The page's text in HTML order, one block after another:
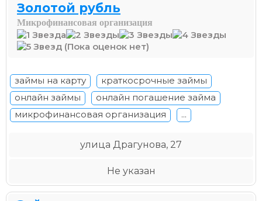
Золотой рубль
Микрофинансовая организация
(Пока оценок нет)
займы на карту
краткосрочные займы
онлайн займы
онлайн погашение займа
микрофинансовая организация
...
улица Драгунова, 27
Не указан